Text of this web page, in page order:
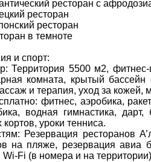
ресторан с
ресторан
ресторан
в темноте
и спорт:
Территория 5500 м2, фитнес-
комната, крытый
и терапия, уход за кожей,
фитнес, аэробика,
водная гимнастика,
уроки тенниса.
Резервация ресторанов
на пляже, резервация авиа
Wi-Fi (в номера и на
*ТЕЛЕФОН
*поля обов'язкові для